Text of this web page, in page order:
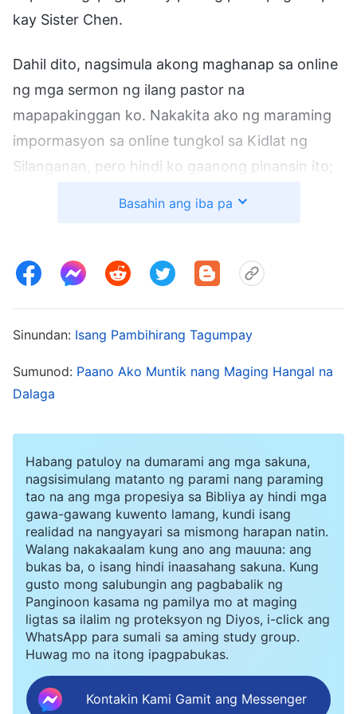
kay Sister Chen.
Dahil dito, nagsimula akong maghanap sa online
ng mga sermon ng ilang pastor na
mapapakinggan ko. Nakakita ako ng maraming
impormasyon sa online tungkol sa Kidlat ng
Silanganan, pero hindi ko gaanong pinansin ito;
magagandang sermon. Pinakinggan ko ang mga
huli, naisip ko na pinakamaganda pa rin ang mga
mas naunawaan ko ang tungkol sa Diyos sa
pakikinig sa mga iyon. Matapos itong pag-isipan
nang mabuti, nagpasya ako na patuloy na
mga kuwento tungkol sa pamumuno ni Moises
sa mga Israelita palabas sa Egipto, pag-aalay ni
Abraham kay Isaac, pagpapako sa Panginoong
Jesus sa krus para sa sangkatauhan, mga
karanasan ni Pedro, pagkabuhay-na-muli ni
Lazaro at pagluwalhati niya sa Diyos, at marami
pang iba. Talagang kamangha-mangha para sa
akin ang magagandang kuwentong ito sa
at nagbigay sa akin ng mas malalim na
pagkaunawa tungkol sa gawain na nagawa ng
Basahin ang iba pa
Sinundan: Isang Pambihirang Tagumpay
Sumunod: Paano Ako Muntik nang Maging Hangal na
Dalaga
Habang patuloy na dumarami ang mga sakuna,
nagsisimulang matanto ng parami nang paraming
tao na ang mga propesiya sa Bibliya ay hindi mga
gawa-gawang kuwento lamang, kundi isang
realidad na nangyayari sa mismong harapan natin.
Walang nakakaalam kung ano ang mauuna: ang
bukas ba, o isang hindi inaasahang sakuna. Kung
gusto mong salubungin ang pagbabalik ng
Panginoon kasama ng pamilya mo at maging
ligtas sa ilalim ng proteksyon ng Diyos, i-click ang
WhatsApp para sumali sa aming study group.
Huwag mo na itong ipagpabukas.
Kontakin Kami Gamit ang Messenger